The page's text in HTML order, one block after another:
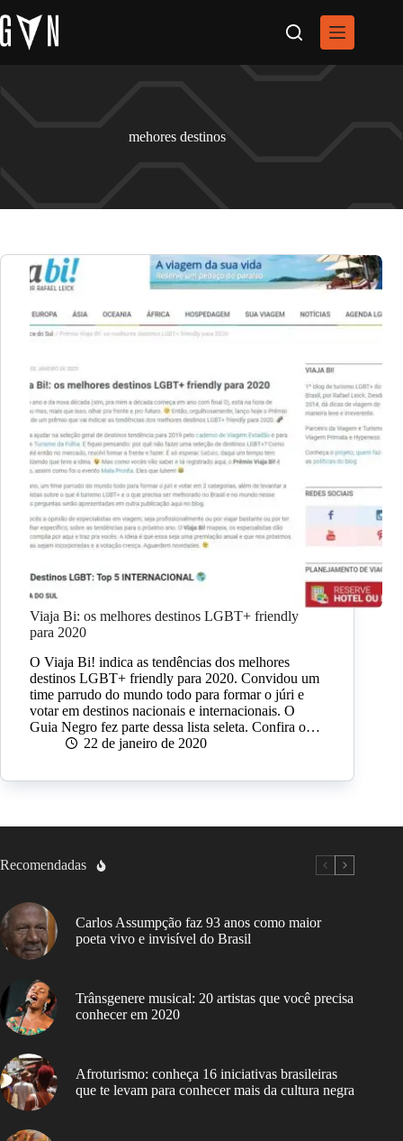
para
o
conteúdo
mehores destinos
Viaja Bi: os melhores destinos LGBT+ friendly
para 2020
O Viaja Bi! indica as tendências dos melhores
destinos LGBT+ friendly para 2020. Convidou um
time parrudo do mundo todo para formar o júri e
votar em destinos nacionais e internacionais. O
Guia Negro fez parte dessa lista seleta. Confira o…
22 de janeiro de 2020
Recomendadas
Carlos Assumpção faz 93 anos como maior
poeta vivo e invisível do Brasil
Trânsgenere musical: 20 artistas que você precisa
conhecer em 2020
Afroturismo: conheça 16 iniciativas brasileiras
que te levam para conhecer mais da cultura negra